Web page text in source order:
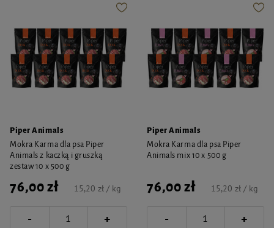
Piper Animals
Mokra Karma dla psa Piper
Animals z kaczką i gruszką
zestaw 10 x 500 g
76,00 zł 15,20 zł / kg
- +
Piper Animals
Mokra Karma dla psa Piper
Animals mix 10 x 500 g
76,00 zł 15,20 zł / kg
- +